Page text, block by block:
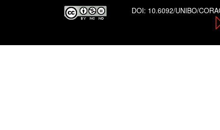
DOI: 10.6092/UNIBO/